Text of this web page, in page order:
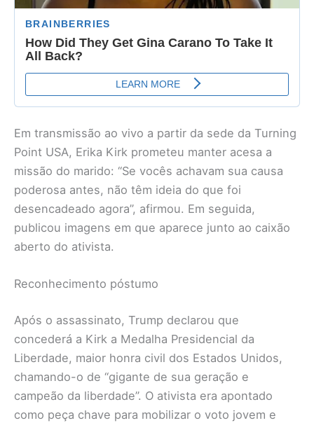
Em transmissão ao vivo a partir da sede da Turning
Point USA, Erika Kirk prometeu manter acesa a
missão do marido: “Se vocês achavam sua causa
poderosa antes, não têm ideia do que foi
desencadeado agora”, afirmou. Em seguida,
publicou imagens em que aparece junto ao caixão
aberto do ativista.
Reconhecimento póstumo
Após o assassinato, Trump declarou que
concederá a Kirk a Medalha Presidencial da
Liberdade, maior honra civil dos Estados Unidos,
chamando-o de “gigante de sua geração e
campeão da liberdade”. O ativista era apontado
como peça chave para mobilizar o voto jovem e